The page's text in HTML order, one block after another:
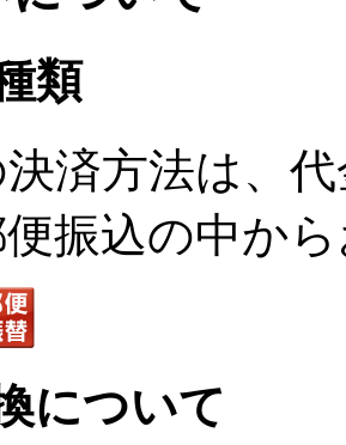
類
済方法は、
振込の中か
について